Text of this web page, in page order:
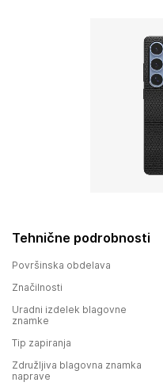
Tehnične podrobnosti
Površinska obdelava
Značilnosti
Uradni izdelek blagovne
znamke
Tip zapiranja
Združljiva blagovna znamka
naprave